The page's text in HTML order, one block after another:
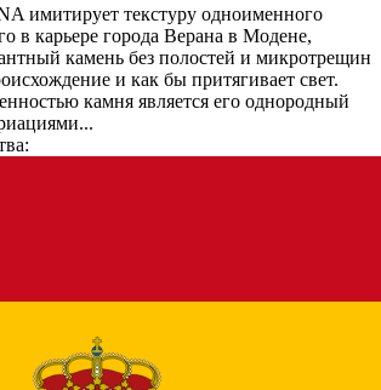
имитирует текстуру одноименного
в карьере города Верана в Модене,
камень без полостей и микротрещин
и как бы притягивает свет.
камня является его однородный